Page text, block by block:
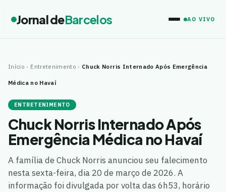
Jornal deBarcelos AO VIVO
Início › Entretenimento › Chuck Norris Internado Após Emergência
Médica no Havaí
ENTRETENIMENTO
Chuck Norris Internado Após
Emergência Médica no Havaí
A família de Chuck Norris anunciou seu falecimento
nesta sexta-feira, dia 20 de março de 2026. A
informação foi divulgada por volta das 6h53, horário